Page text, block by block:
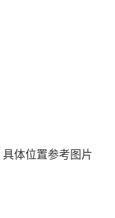
体位置参考图片